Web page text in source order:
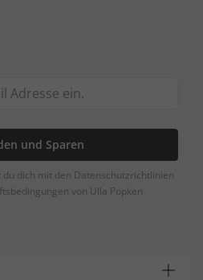
und Sparen
dich mit den Datenschutzrichtlinien
von Ulla Popken